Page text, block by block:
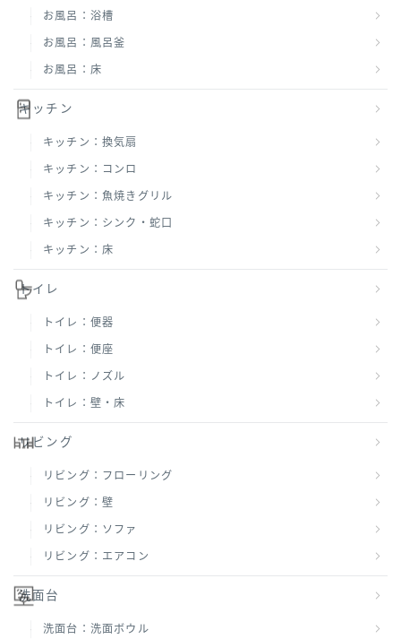
お風呂：浴槽
お風呂：風呂釜
お風呂：床
キッチン
キッチン：換気扇
キッチン：コンロ
キッチン：魚焼きグリル
キッチン：シンク・蛇口
キッチン：床
トイレ
トイレ：便器
トイレ：便座
トイレ：ノズル
トイレ：壁・床
リビング
リビング：フローリング
リビング：壁
リビング：ソファ
リビング：エアコン
洗面台
洗面台：洗面ボウル